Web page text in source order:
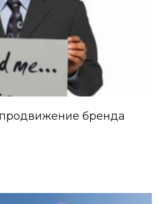
бренда